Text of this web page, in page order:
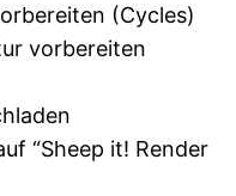
(Cycles)
vorbereiten
“Sheep it! Render